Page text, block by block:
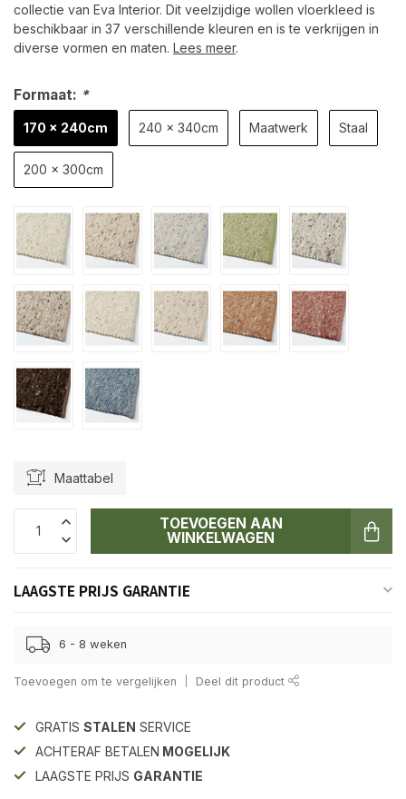
collectie van Eva Interior. Dit veelzijdige wollen vloerkleed is
beschikbaar in 37 verschillende kleuren en is te verkrijgen in
diverse vormen en maten. Lees meer.
Formaat: *
170 x 240cm 240 x 340cm Maatwerk Staal
200 x 300cm
Maattabel
TOEVOEGEN AAN
WINKELWAGEN
LAAGSTE PRIJS GARANTIE
6 - 8 weken
Toevoegen om te vergelijken Deel dit product
GRATIS STALEN SERVICE
ACHTERAF BETALEN MOGELIJK
LAAGSTE PRIJS GARANTIE